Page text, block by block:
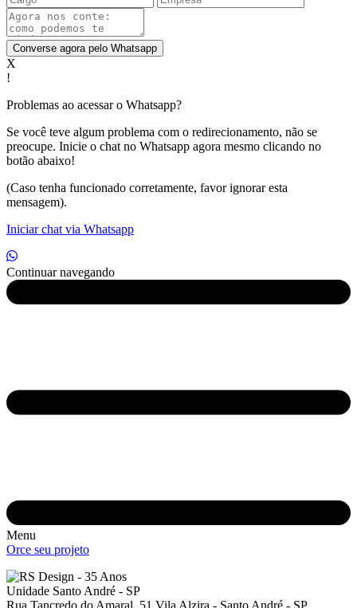
Converse agora pelo Whatsapp
X
!
Problemas ao acessar o Whatsapp?
Se você teve algum problema com o redirecionamento, não se
preocupe. Inicie o chat no Whatsapp agora mesmo clicando no
botão abaixo!
(Caso tenha funcionado corretamente, favor ignorar esta
mensagem).
Iniciar chat via Whatsapp
Continuar navegando
Menu
Orce seu projeto
Unidade Santo André - SP
Rua Tancredo do Amaral, 51 Vila Alzira - Santo André - SP